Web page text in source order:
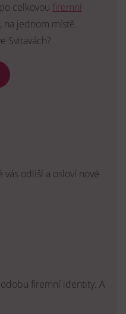
celkovou firemní
na jednom místě.
Svitavách?
odliší a osloví nové
firemní identity. A